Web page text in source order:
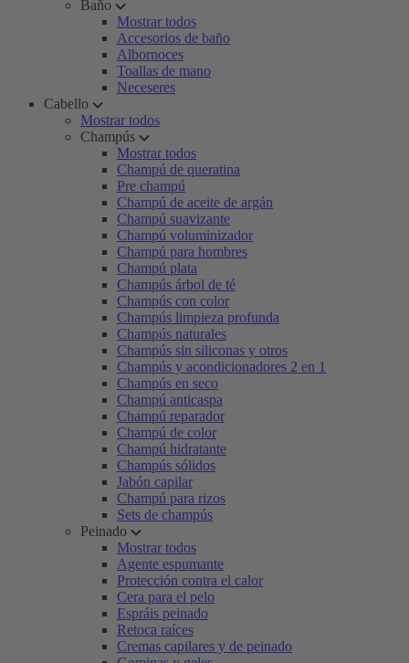
Baño
Mostrar todos
Accesorios de baño
Albornoces
Toallas de mano
Neceseres
Cabello
Mostrar todos
Champús
Mostrar todos
Champú de queratina
Pre champú
Champú de aceite de argán
Champú suavizante
Champú voluminizador
Champú para hombres
Champú plata
Champús árbol de té
Champús con color
Champús limpieza profunda
Champús naturales
Champús sin siliconas y otros
Champús y acondicionadores 2 en 1
Champús en seco
Champú anticaspa
Champú reparador
Champú de color
Champú hidratante
Champús sólidos
Jabón capilar
Champú para rizos
Sets de champús
Peinado
Mostrar todos
Agente espumante
Protección contra el calor
Cera para el pelo
Espráis peinado
Retoca raíces
Cremas capilares y de peinado